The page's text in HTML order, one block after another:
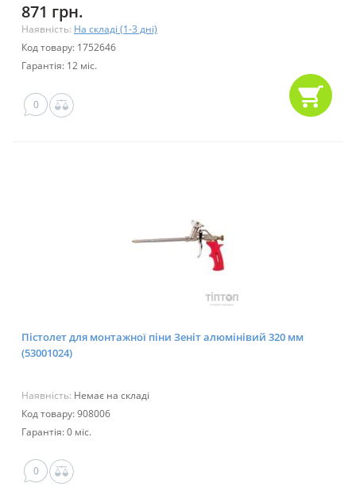
871 грн.
Наявність: На складі (1-3 дні)
Код товару: 1752646
Гарантія: 12 міс.
0
Пістолет для монтажної піни Зеніт алюмінівий 320 мм
(53001024)
Наявність: Немає на складі
Код товару: 908006
Гарантія: 0 міс.
0